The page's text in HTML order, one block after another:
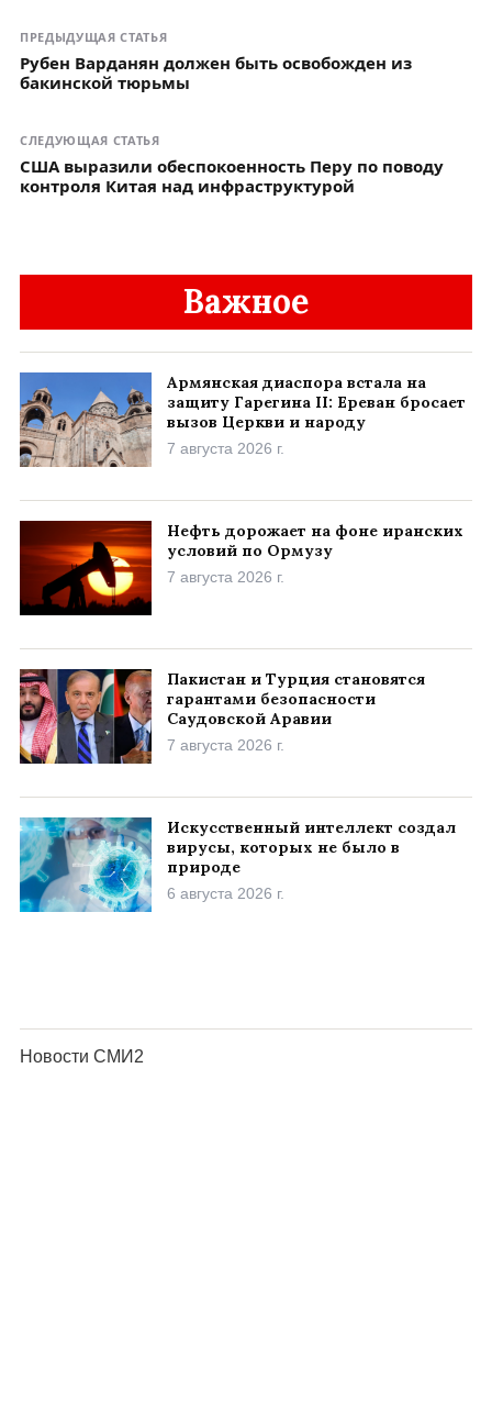
ПРЕДЫДУЩАЯ СТАТЬЯ
Рубен Варданян должен быть освобожден из
бакинской тюрьмы
СЛЕДУЮЩАЯ СТАТЬЯ
США выразили обеспокоенность Перу по поводу
контроля Китая над инфраструктурой
Важное
Армянская диаспора встала на
защиту Гарегина II: Ереван бросает
вызов Церкви и народу
7 августа 2026 г.
Нефть дорожает на фоне иранских
условий по Ормузу
7 августа 2026 г.
Пакистан и Турция становятся
гарантами безопасности
Саудовской Аравии
7 августа 2026 г.
Искусственный интеллект создал
вирусы, которых не было в
природе
6 августа 2026 г.